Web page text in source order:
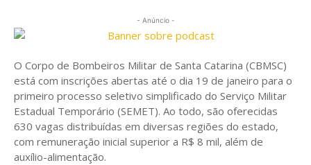
- Anúncio -
O Corpo de Bombeiros Militar de Santa Catarina (CBMSC)
está com inscrições abertas até o dia 19 de janeiro para o
primeiro processo seletivo simplificado do Serviço Militar
Estadual Temporário (SEMET). Ao todo, são oferecidas
630 vagas distribuídas em diversas regiões do estado,
com remuneração inicial superior a R$ 8 mil, além de
auxílio-alimentação.